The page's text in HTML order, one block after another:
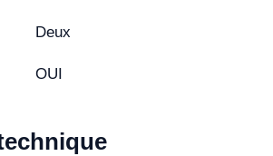
Deux
OUI